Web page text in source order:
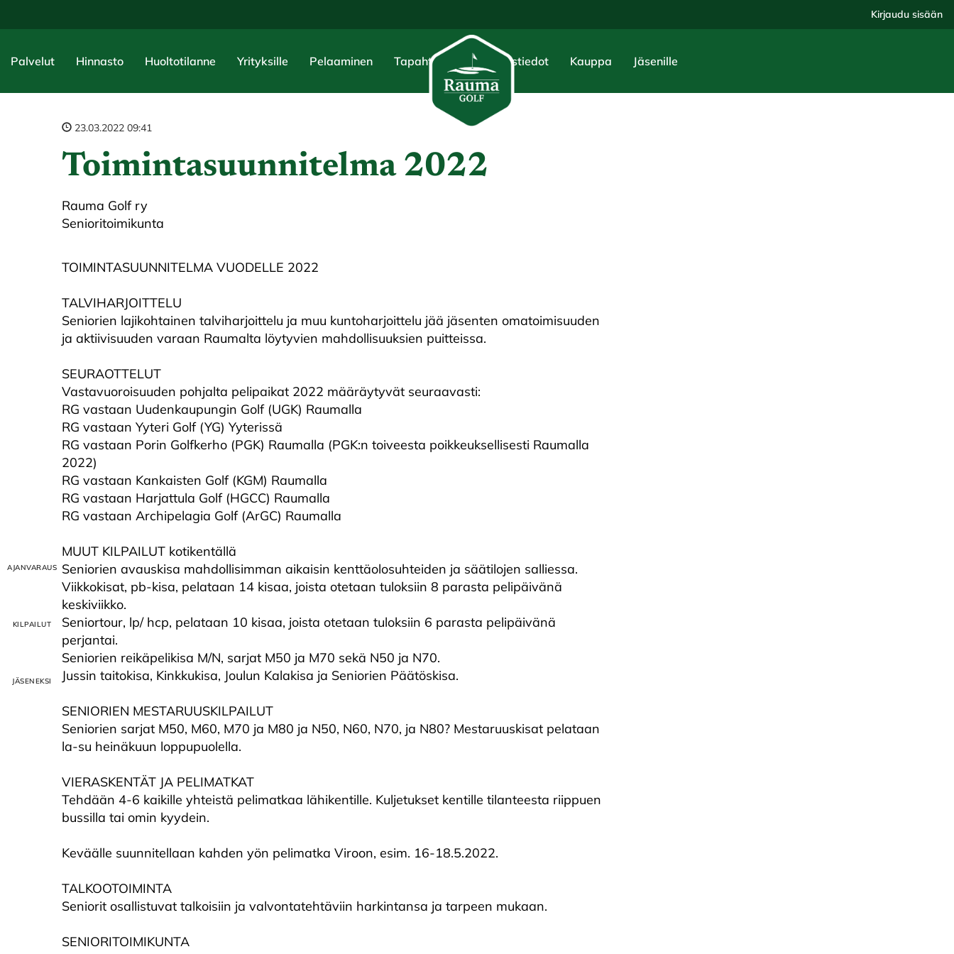
Kirjaudu sisään
Palvelut Hinnasto Huoltotilanne Yrityksille Pelaaminen Tapahtumat Yhteystiedot Kauppa Jäsenille
23.03.2022 09:41
Toimintasuunnitelma 2022
Rauma Golf ry
Senioritoimikunta
TOIMINTASUUNNITELMA VUODELLE 2022
TALVIHARJOITTELU
Seniorien lajikohtainen talviharjoittelu ja muu kuntoharjoittelu jää jäsenten omatoimisuuden
ja aktiivisuuden varaan Raumalta löytyvien mahdollisuuksien puitteissa.
SEURAOTTELUT
Vastavuoroisuuden pohjalta pelipaikat 2022 määräytyvät seuraavasti:
RG vastaan Uudenkaupungin Golf (UGK) Raumalla
RG vastaan Yyteri Golf (YG) Yyterissä
RG vastaan Porin Golfkerho (PGK) Raumalla (PGK:n toiveesta poikkeuksellisesti Raumalla
2022)
RG vastaan Kankaisten Golf (KGM) Raumalla
RG vastaan Harjattula Golf (HGCC) Raumalla
RG vastaan Archipelagia Golf (ArGC) Raumalla
MUUT KILPAILUT kotikentällä
Seniorien avauskisa mahdollisimman aikaisin kenttäolosuhteiden ja säätilojen salliessa.
Viikkokisat, pb-kisa, pelataan 14 kisaa, joista otetaan tuloksiin 8 parasta pelipäivänä
keskiviikko.
Seniortour, lp/ hcp, pelataan 10 kisaa, joista otetaan tuloksiin 6 parasta pelipäivänä
perjantai.
Seniorien reikäpelikisa M/N, sarjat M50 ja M70 sekä N50 ja N70.
Jussin taitokisa, Kinkkukisa, Joulun Kalakisa ja Seniorien Päätöskisa.
SENIORIEN MESTARUUSKILPAILUT
Seniorien sarjat M50, M60, M70 ja M80 ja N50, N60, N70, ja N80? Mestaruuskisat pelataan
la-su heinäkuun loppupuolella.
VIERASKENTÄT JA PELIMATKAT
Tehdään 4-6 kaikille yhteistä pelimatkaa lähikentille. Kuljetukset kentille tilanteesta riippuen
bussilla tai omin kyydein.
Keväälle suunnitellaan kahden yön pelimatka Viroon, esim. 16-18.5.2022.
TALKOOTOIMINTA
Seniorit osallistuvat talkoisiin ja valvontatehtäviin harkintansa ja tarpeen mukaan.
SENIORITOIMIKUNTA